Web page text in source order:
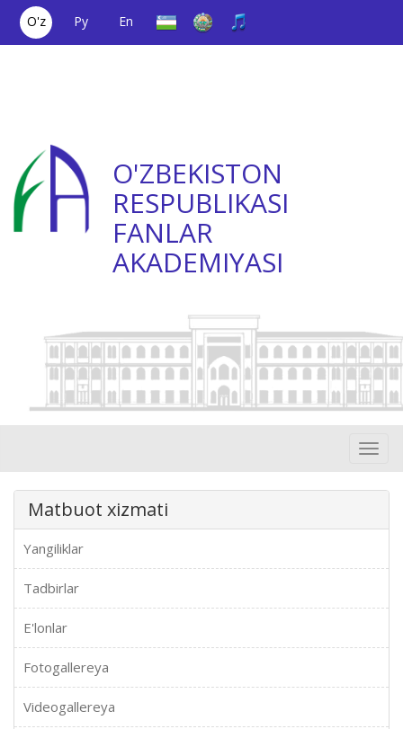
O'z Ру
En
O'ZBEKISTON
RESPUBLIKASI
FANLAR
AKADEMIYASI
Matbuot xizmati
Yangiliklar
Tadbirlar
E'lonlar
Fotogallereya
Videogallereya